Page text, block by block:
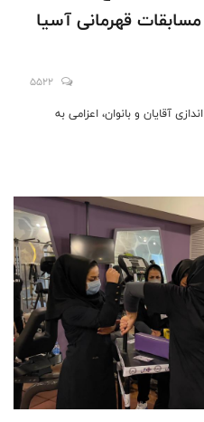
مسابقات قهرمانی آسیا
5522
آقایان و بانوان، اعزامی به